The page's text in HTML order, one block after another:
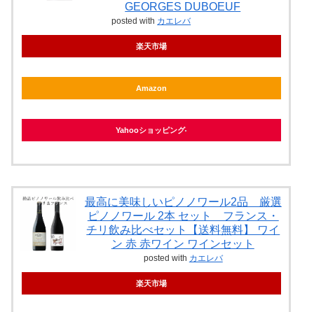
GEORGES DUBOEUF
posted with カエレバ
楽天市場
Amazon
Yahooショッピング
最高に美味しいピノノワール2品 厳選
ピノノワール 2本 セット フランス・
チリ飲み比べセット【送料無料】 ワイ
ン 赤 赤ワイン ワインセット
posted with カエレバ
楽天市場